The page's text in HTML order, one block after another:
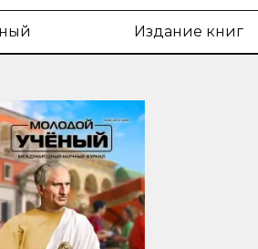
Издание книг